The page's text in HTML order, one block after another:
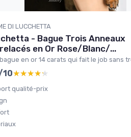
DI LUCCHETTA
- Bague Trois Anneaux
en Or Rose/Blanc/...
en or 14 carats qui fait le job sans
★★★★★
★★★★★
qualité-prix